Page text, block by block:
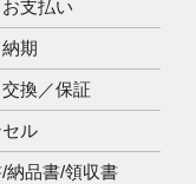
支払い
期
換／保証
ル
納品書/領収書